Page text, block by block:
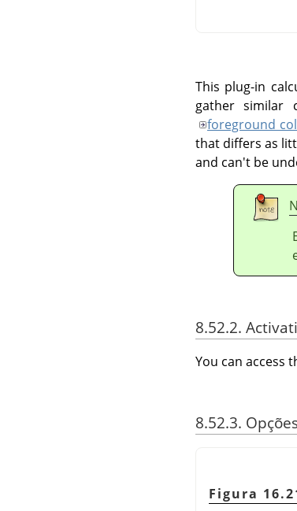
This plug-in
gather similar
foreground
that differs as
and can't be
8.52.2.
You can access
8.52.3.
Figura